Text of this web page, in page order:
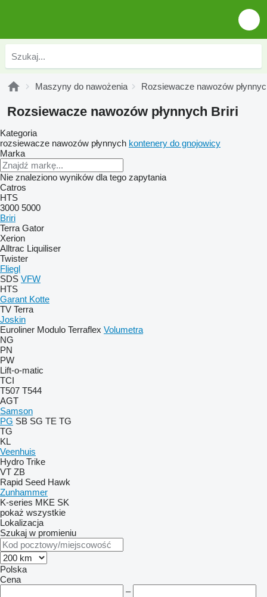
Maszyny do nawożenia Rozsiewacze nawozów
Rozsiewacze nawozów płynnych Briri
Kategoria
rozsiewacze nawozów płynnych kontenery do gnojowicy
Marka
Nie znaleziono wyników dla tego zapytania
Catros
HTS
3000 5000
Briri
Terra Gator
Xerion
Alltrac Liquiliser
Twister
Fliegl
SDS VFW
HTS
Garant Kotte
TV Terra
Joskin
Euroliner Modulo Terraflex Volumetra
NG
PN
PW
Lift-o-matic
TCI
T507 T544
AGT
Samson
PG SB SG TE TG
TG
KL
Veenhuis
Hydro Trike
VT ZB
Rapid Seed Hawk
Zunhammer
K-series MKE SK
pokaż wszystkie
Lokalizacja
Szukaj w promieniu
Polska
Cena
–